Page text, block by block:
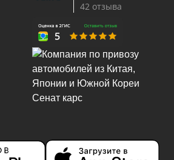
42 отзыва